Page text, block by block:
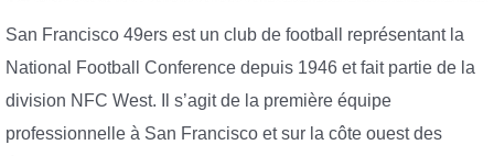
San Francisco 49ers est un club de football représentant la
National Football Conference depuis 1946 et fait partie de la
division NFC West. Il s’agit de la première équipe
professionnelle à San Francisco et sur la côte ouest des